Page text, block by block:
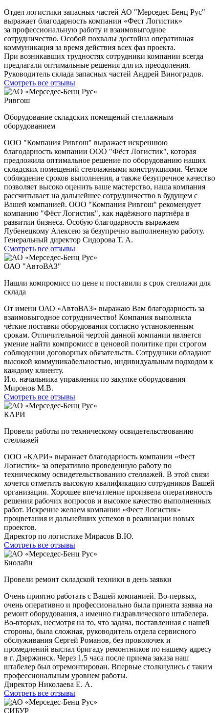
Отдел логистики запасных частей АО "Мерседес-Бенц Рус"
выражает благодарность компании «Фест Логистик»
за профессиональную работу и взаимовыгодное
сотрудничество. Особой похвалы достойна оперативная
коммуникация за время действия всех фаз проекта.
При возникавших трудностях сотрудники компании всегда
предлагали оптимальные решения для их преодоления.
Руководитель склада запасных частей Андрей Виноградов.
Смотреть все отзывы
Ривгош
Оборудование складских помещений стеллажным
оборудованием
ООО "Компания Ривгош" выражает искреннюю
благодарность компании ООО "Фёст Логистик", которая
предложила оптимальное решение по оборудованию наших
складских помещений стеллажными конструкциями. Четкое
соблюдение сроков выполнения, а также безупречное качество
позволяет высоко оценить ваше мастерство, наша компания
рассчитывает на дальнейшее сотрудничество в будущем с
Вашей компанией. ООО "Компания Ривгош" рекомендует
компанию "Фёст Логистик", как надёжного партнёра в
развитии бизнеса. Особую благодарность выражаем
Лубенецкому Алексею за безупречно выполненную работу.
Генеральный директор Сидорова Т. А.
Смотреть все отзывы
ОАО "АвтоВАЗ"
Нашли компромисс по цене и поставили в срок стеллажи для
склада
От имени ОАО «АвтоВАЗ» выражаю Вам благодарность за
взаимовыгодное сотрудничество! Компания выполняла
чёткие поставки оборудования согласно установленным
срокам. Отличительной чертой данной компании является
умение найти компромисс в ценовой политике при строгом
соблюдении договорных обязательств. Сотрудники обладают
высокой коммуникабельностью, индивидуальным подходом к
каждому клиенту.
И.о. начальника управления по закупке оборудования
Миронов М.В.
Смотреть все отзывы
КАРИ
Провели работы по техническому освидетельствованию
стеллажей
ООО «КАРИ» выражает благодарность компании «Фест
Логистик» за оперативно проведенную работу по
техническому освидетельствованию стеллажей. В этой связи
хочется отметить высокую квалификацию сотрудников Вашей
организации. Хорошее впечатление произвела оперативность
решения рабочих вопросов и высокое качество выполненных
работ. Искренне желаем компании «Фест Логистик»
процветания и дальнейших успехов в реализации новых
проектов.
Директор по логистике Мирасов В.Ю.
Смотреть все отзывы
Биолайн
Провели ремонт складской техники в день заявки
Очень приятно работать с Вашей компанией. Во-первых,
очень оперативно и профессионально была принята заявка на
ремонт оборудования, а именно гидравлического штабелера.
Во-вторых, несмотря на то, что задача, поставленная с нашей
стороны, была сложная, руководитель отдела сервисного
обслуживания Сергей Романов, без проволочек и
промедлений выслал бригаду ремонтников по нашему адресу
в г. Дзержинск. Через 1,5 часа после приема заказа наш
штабелер был отремонтирован. Впервые столкнулись с таким
профессиональным уровнем работы.
Директор Николаева Е. А.
Смотреть все отзывы
СИБУР